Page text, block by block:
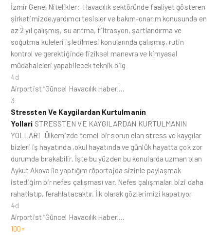
İzmir Genel Nitelikler: Havacılık sektöründe faaliyet gösteren
şirketimizde,yardımcı tesisler ve bakım-onarım konusunda en
az 2 yıl çalışmış, su arıtma, filtrasyon, şartlandırma ve
soğutma kuleleri işletilmesi konularında çalışmış, rutin
kontrol ve gerektiğinde fiziksel manevra ve kimyasal
müdahaleleri yapabilecek teknik bilg
4d
Airportist “Güncel Havacılık Haberl…
3
Stressten Ve Kaygilardan Kurtulmanin
Yollari STRESSTEN VE KAYGILARDAN KURTULMANIN
YOLLARI Ülkemizde temel bir sorun olan stress ve kaygılar
bizleri iş hayatında ,okul hayatında ve günlük hayatta çok zor
durumda bırakabilir. İşte bu yüzden bu konularda uzman olan
Aykut Akova ile yaptığım röportajda sizinle paylaşmak
istediğim bir nefes çalışması var. Nefes çalışmaları bizi daha
rahatlatıp, ferahlatacaktır. İlk olarak gözlerimizi kapatıyor
4d
Airportist “Güncel Havacılık Haberl…
100+